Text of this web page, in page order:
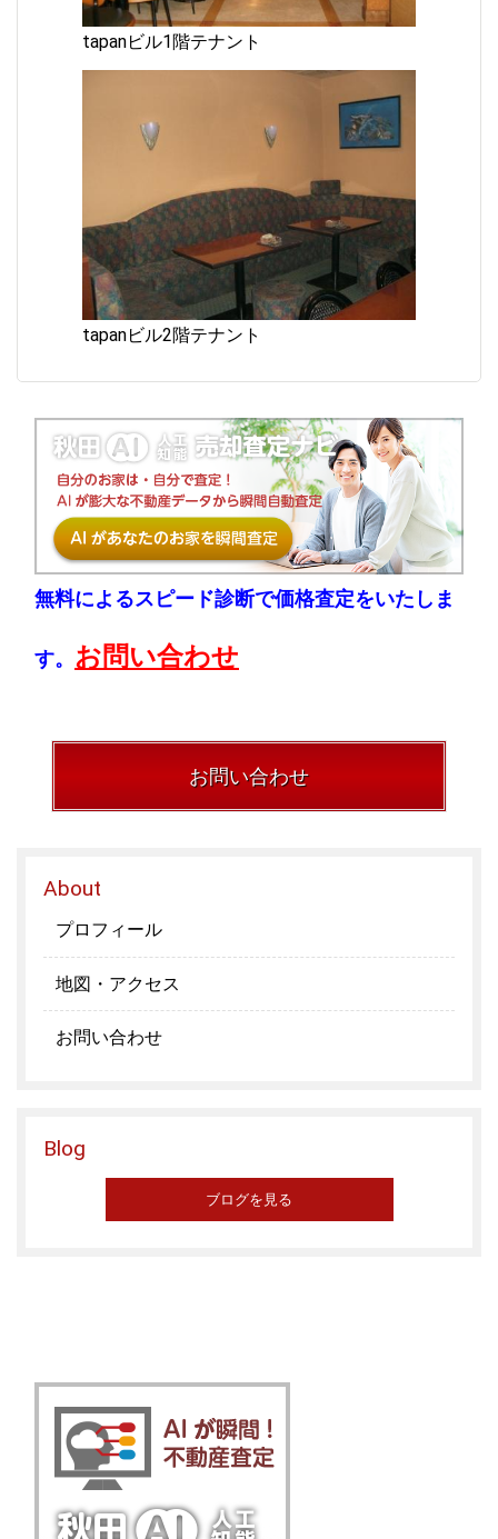
tapanビル1階テナント
tapanビル2階テナント
無料によるスピード診断で価格査定をいたしま
す。 お問い合わせ
お問い合わせ
About
プロフィール
地図・アクセス
お問い合わせ
Blog
ブログを見る